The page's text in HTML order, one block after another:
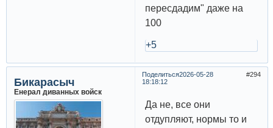
пересдадим" даже на
100
+5
Поделиться 294
2026-05-28
18:18:12
Бикарасыч
Енерал диванных войск
Да не, все они
отдупляют, нормы то и